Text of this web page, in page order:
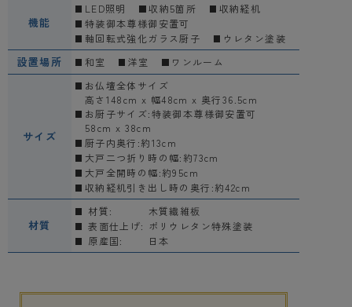
機能
LED照明 収納5箇所
収納経机
特装御本尊様御安置可
軸回転式強化ガラス厨子
ウレタン塗装
設置場所 和室 洋室 ワンルーム
サイズ
お仏壇全体サイズ
高さ148cm x 幅48cm x 奥行36.5cm
お厨子サイズ:特装御本尊様御安置可
58cm x 38cm
厨子内奥行:約13cm
大戸二つ折り時の幅:約73cm
大戸全開時の幅:約95cm
収納経机引き出し時の奥行:約42cm
材質
材質:
木質繊維板
表面仕上げ: ポリウレタン特殊塗装
原産国:
日本